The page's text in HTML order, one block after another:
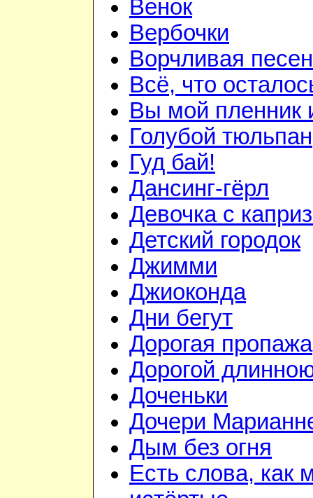
Венок
Вербочки
Ворчливая
Всё, что
Вы мой пленник
Голубой тюльпан
Гуд бай!
Дансинг-гёрл
Девочка с
Детский городок
Джимми
Джиоконда
Дни бегут
Дорогая пропажа
Дорогой
Доченьки
Дочери
Дым без огня
Есть слова, как